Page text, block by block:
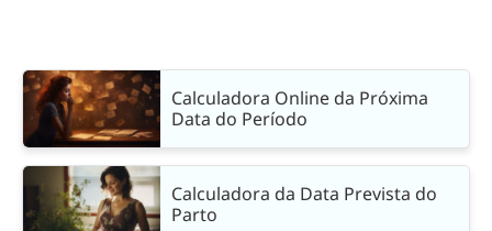
Calculadora Online da Próxima
Data do Período
Calculadora da Data Prevista do
Parto